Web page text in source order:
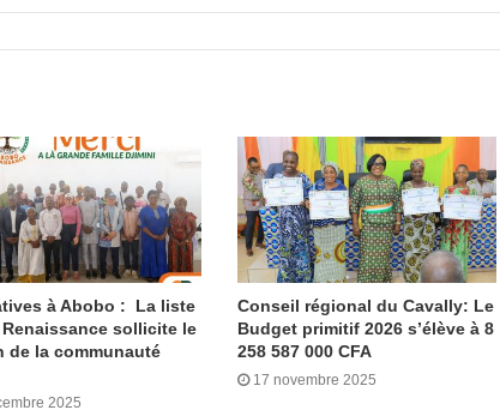
à Abobo : La liste
sollicite le
de la communauté
2025
Conseil régional du Cavally: Le
Budget primitif 2026 s’élève à 8
258 587 000 CFA
17 novembre 2025